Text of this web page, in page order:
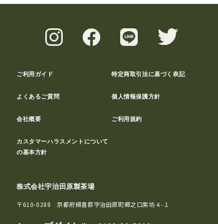
ご利用ガイド 特定商取引法に基づく表記
よくあるご質問 個人情報保護方針
会社概要 ご利用規約
カスタマーハラスメントについて
の基本方針
株式会社宇治田原製茶場
〒610-0288 京都府綴喜郡宇治田原町郷之口紫坊４-１